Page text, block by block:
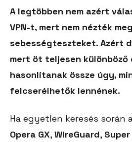
A legtöbben nem azért
VPN-t, mert nem nézték
sebességteszteket. Azért
mert öt teljesen különböző
hasonlítanak össze úgy,
felcserélhetők lennének.
Ha egyetlen keresés során
Opera GX,WireGuard, Super